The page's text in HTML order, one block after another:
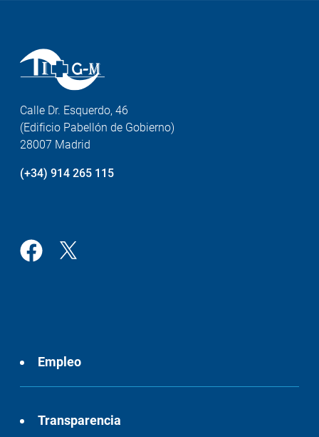
Calle Dr. Esquerdo, 46
(Edificio Pabellón de Gobierno)
28007 Madrid
(+34) 914 265 115
Empleo
Transparencia